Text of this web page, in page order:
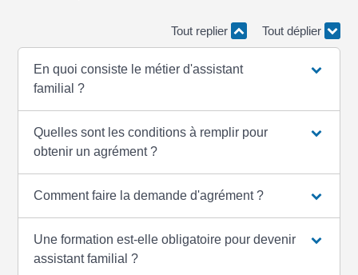
Tout replier Tout déplier
En quoi consiste le métier d'assistant
familial ?
Quelles sont les conditions à remplir pour
obtenir un agrément ?
Comment faire la demande d'agrément ?
Une formation est-elle obligatoire pour devenir
assistant familial ?